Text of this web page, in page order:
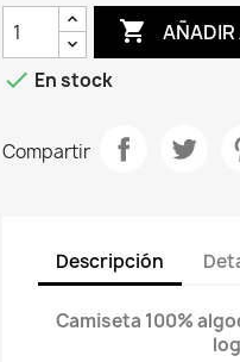
 AÑADIR
 En stock
Compartir
Descripción
Camiseta 100%